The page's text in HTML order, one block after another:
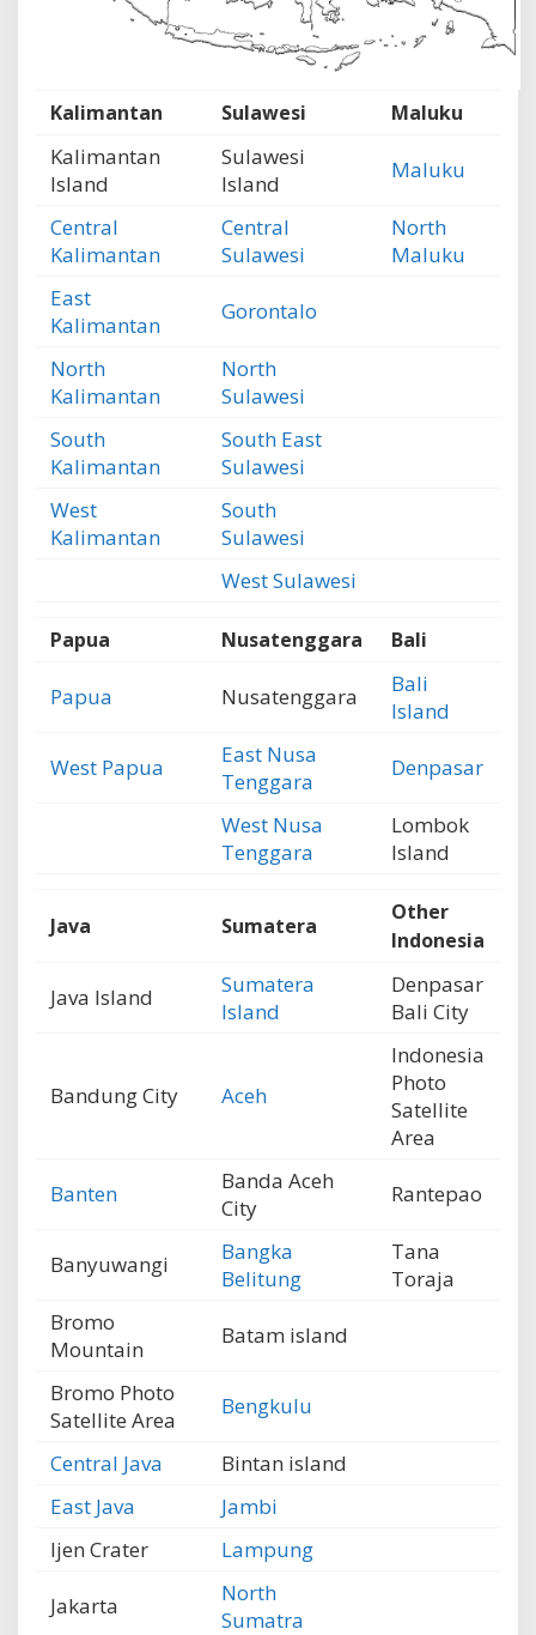
Kalimantan Sulawesi Maluku
Kalimantan
Island
Sulawesi
Island
Maluku
Central
Kalimantan
Central
Sulawesi
North
Maluku
East
Kalimantan
Gorontalo
North
Kalimantan
North
Sulawesi
South
Kalimantan
South East
Sulawesi
West
Kalimantan
South
Sulawesi
West Sulawesi
Papua Nusatenggara Bali
Papua Nusatenggara
Bali
Island
West Papua
East Nusa
Tenggara
Denpasar
West Nusa
Tenggara
Lombok
Island
Java Sumatera
Other
Indonesia
Java Island
Sumatera
Island
Denpasar
Bali City
Bandung City Aceh
Indonesia
Photo
Satellite
Area
Banten
Banda Aceh
City
Rantepao
Banyuwangi
Bangka
Belitung
Tana
Toraja
Bromo
Mountain
Batam island
Bromo Photo
Satellite Area
Bengkulu
Central Java
Bintan island
East Java
Jambi
Ijen Crater
Lampung
Jakarta
North
Sumatra